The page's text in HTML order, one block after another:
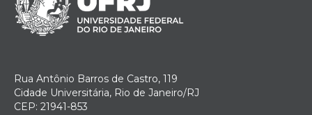
Rua Antônio Barros de Castro, 119
Cidade Universitária, Rio de Janeiro/RJ
CEP: 21941-853